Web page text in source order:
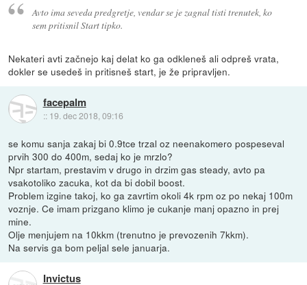
Avto ima seveda predgretje, vendar se je zagnal tisti trenutek, ko
sem pritisnil Start tipko.
Nekateri avti začnejo kaj delat ko ga odkleneš ali odpreš vrata,
dokler se usedeš in pritisneš start, je že pripravljen.
facepalm
:: 19. dec 2018, 09:16
se komu sanja zakaj bi 0.9tce trzal oz neenakomero pospeseval
prvih 300 do 400m, sedaj ko je mrzlo?
Npr startam, prestavim v drugo in drzim gas steady, avto pa
vsakotoliko zacuka, kot da bi dobil boost.
Problem izgine takoj, ko ga zavrtim okoli 4k rpm oz po nekaj 100m
voznje. Ce imam prizgano klimo je cukanje manj opazno in prej
mine.
Olje menjujem na 10kkm (trenutno je prevozenih 7kkm).
Na servis ga bom peljal sele januarja.
Invictus